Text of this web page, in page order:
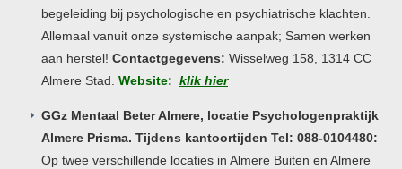
begeleiding bij psychologische en psychiatrische klachten.
Allemaal vanuit onze systemische aanpak; Samen werken
aan herstel! Contactgegevens: Wisselweg 158, 1314 CC
Almere Stad. Website: klik hier
GGz Mentaal Beter Almere, locatie Psychologenpraktijk
Almere Prisma. Tijdens kantoortijden Tel: 088-0104480:
Op twee verschillende locaties in Almere Buiten en Almere